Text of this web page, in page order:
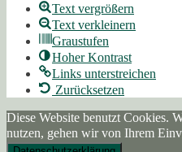
Text vergrößern
Text verkleinern
Graustufen
Hoher Kontrast
Links unterstreichen
Zurücksetzen
Diese Website benutzt Cookies.
nutzen, gehen wir von Ihrem